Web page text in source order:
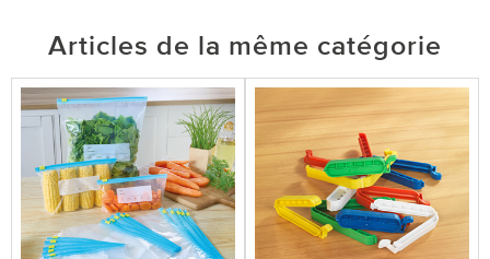
Articles de la même catégorie